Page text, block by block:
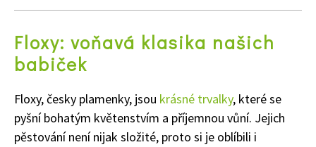
Floxy: voňavá klasika našich
babiček
Floxy, česky plamenky, jsou krásné trvalky, které se
pyšní bohatým květenstvím a příjemnou vůní. Jejich
pěstování není nijak složité, proto si je oblíbili i